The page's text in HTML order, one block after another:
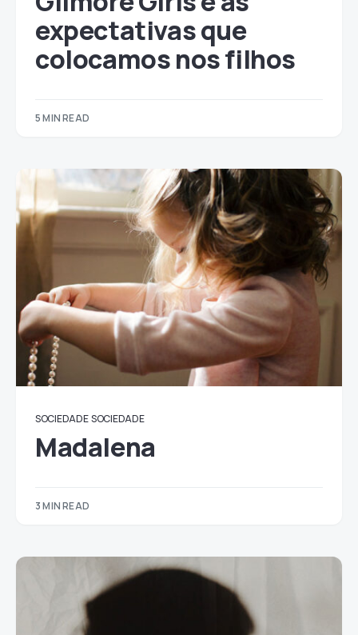
expectativas que
colocamos nos filhos
5 MIN READ
SOCIEDADE SOCIEDADE
Madalena
3 MIN READ